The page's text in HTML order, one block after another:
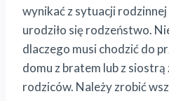
wynikać z sytuacji
urodziło się rodzeństwo.
dlaczego musi chodzić do
domu z bratem lub z siostrą
rodziców. Należy zrobić